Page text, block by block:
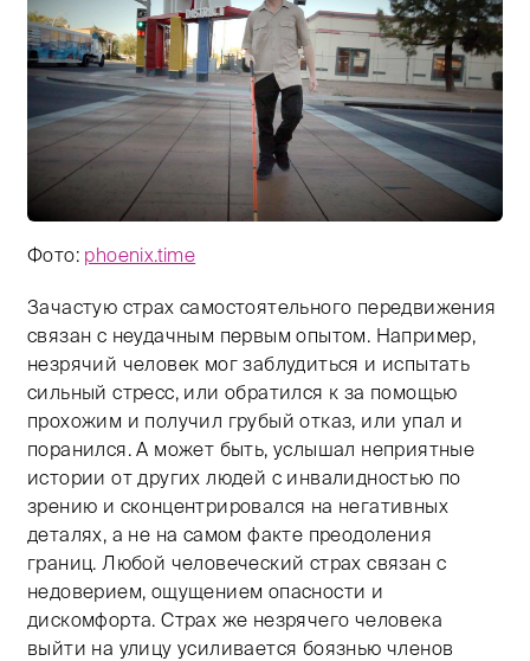
Фото: phoenix.time
Тифлокомментарий: цветная фотография. Летний
Зачастую страх самостоятельного передвижения
связан с неудачным первым опытом. Например,
незрячий человек мог заблудиться и испытать
сильный стресс, или обратился к за помощью
прохожим и получил грубый отказ, или упал и
поранился. А может быть, услышал неприятные
истории от других людей с инвалидностью по
зрению и сконцентрировался на негативных
деталях, а не на самом факте преодоления
границ. Любой человеческий страх связан с
недоверием, ощущением опасности и
дискомфорта. Страх же незрячего человека
выйти на улицу усиливается боязнью членов